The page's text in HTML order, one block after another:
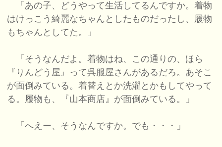
「あの子、どうやって生活してるんですか。着物
はけっこう綺麗なちゃんとしたものだったし、履物
もちゃんとしてた。」
「そうなんだよ。着物はね、この通りの、ほら
『りんどう屋』って呉服屋さんがあるだろ。あそこ
が面倒みている。着替えとか洗濯とかもしてやって
る。履物も、『山本商店』が面倒みている。」
「へえー、そうなんですか。でも・・・」